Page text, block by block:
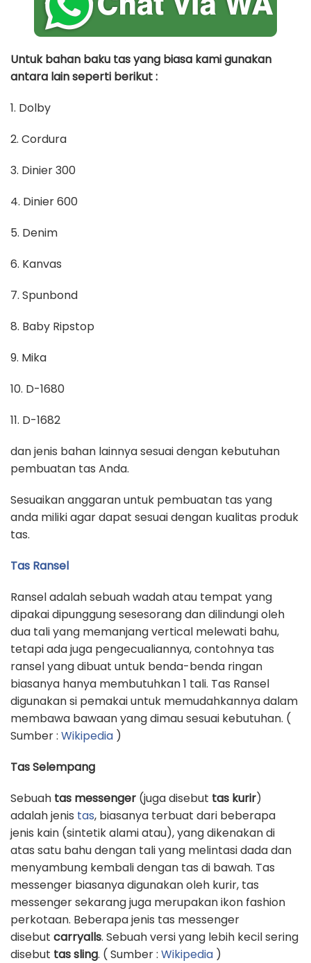
Untuk bahan baku tas yang biasa kami gunakan
antara lain seperti berikut :
1. Dolby
2. Cordura
3. Dinier 300
4. Dinier 600
5. Denim
6. Kanvas
7. Spunbond
8. Baby Ripstop
9. Mika
10. D-1680
11. D-1682
dan jenis bahan lainnya sesuai dengan kebutuhan
pembuatan tas Anda.
Sesuaikan anggaran untuk pembuatan tas yang
anda miliki agar dapat sesuai dengan kualitas produk
tas.
Tas Ransel
Ransel adalah sebuah wadah atau tempat yang
dipakai dipunggung sesesorang dan dilindungi oleh
dua tali yang memanjang vertical melewati bahu,
tetapi ada juga pengecualiannya, contohnya tas
ransel yang dibuat untuk benda-benda ringan
biasanya hanya membutuhkan 1 tali. Tas Ransel
digunakan si pemakai untuk memudahkannya dalam
membawa bawaan yang dimau sesuai kebutuhan. (
Sumber : Wikipedia )
Tas Selempang
Sebuah tas messenger (juga disebut tas kurir)
adalah jenis tas, biasanya terbuat dari beberapa
jenis kain (sintetik alami atau), yang dikenakan di
atas satu bahu dengan tali yang melintasi dada dan
menyambung kembali dengan tas di bawah. Tas
messenger biasanya digunakan oleh kurir, tas
messenger sekarang juga merupakan ikon fashion
perkotaan. Beberapa jenis tas messenger
disebut carryalls. Sebuah versi yang lebih kecil sering
disebut tas sling. ( Sumber : Wikipedia )